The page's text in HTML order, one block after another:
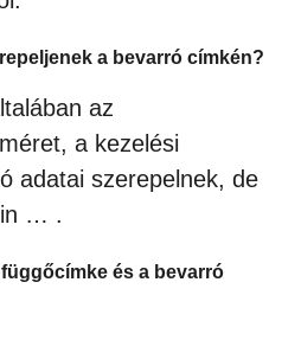
a bevarró címkén?
az
a kezelési
adatai szerepelnek, de
in … .
és a bevarró